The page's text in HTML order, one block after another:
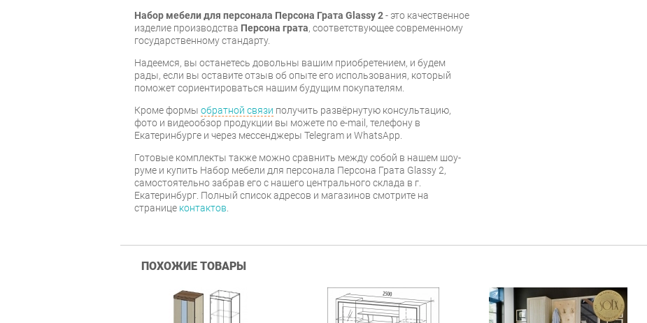
Набор мебели для персонала Персона Грата Glassy 2- это качественное
изделие производства Персона грата, соответствующее современному
государственному стандарту.
Надеемся, вы останетесь довольны вашим приобретением, и будем
рады, если вы оставите отзыв об опыте его использования, который
поможет сориентироваться нашим будущим покупателям.
Кроме формы обратной связи получить развёрнутую консультацию,
фото и видеообзор продукции вы можете по e-mail, телефону в
Екатеринбурге и через мессенджеры Telegram и WhatsApp.
Готовые комплекты также можно сравнить между собой в нашем шоу-
руме и купить Набор мебели для персонала Персона Грата Glassy 2,
самостоятельно забрав его с нашего центрального склада в г.
Екатеринбург. Полный список адресов и магазинов смотрите на
странице контактов.
ПОХОЖИЕ ТОВАРЫ